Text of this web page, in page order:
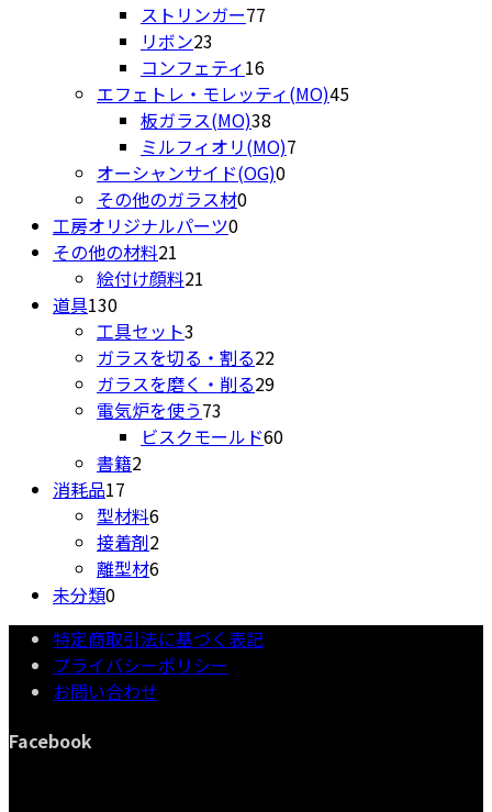
ストリンガー77
商
品
リボン23
個
の
商
品
コンフェティ1616
個
の
商
品
エフェトレ・モレッティ(MO)4545
板ガラス(MO)38
個
の
ミルフィオリ(MO)7
オーシャンサイド(OG)00
その他のガラス材00
工房オリジナルパーツ00
その他の材料21
個
商
品
絵付け顔料21
商
品
道具130130
個
の
商
品
工具セット3
個
の
商
品
ガラスを切る・割る2222
個
商
ガラスを磨く・削る2929
の
電気炉を使う73
個
ビスクモールド6060
書籍22
の
商
品
消耗品17
個
の
商
型材料66
個
の
品
接着剤22
個
商
品
離型材66
の
商
品
未分類00
個
の
商
品
特定商取引法に基づく表記
プライバシーポリシー
お問い合わせ
Facebook